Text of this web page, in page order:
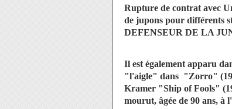
Rupture de contrat avec
de jupons pour différents
DEFENSEUR DE LA
Il est également apparu
"l'aigle" dans "Zorro"
Kramer "Ship of Fools"
mourut, âgée de 90 ans,